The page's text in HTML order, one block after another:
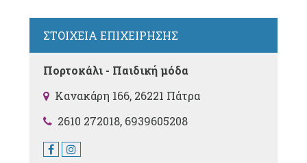
ΣΤΟΙΧΕΙΑ ΕΠΙΧΕΙΡΗΣΗΣ
Πορτοκάλι - Παιδική μόδα
Κανακάρη 166, 26221 Πάτρα
2610 272018, 6939605208